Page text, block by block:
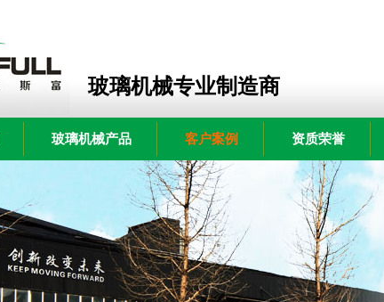
玻璃机械专业制造商
玻璃机械产品 客户案例 资质荣誉